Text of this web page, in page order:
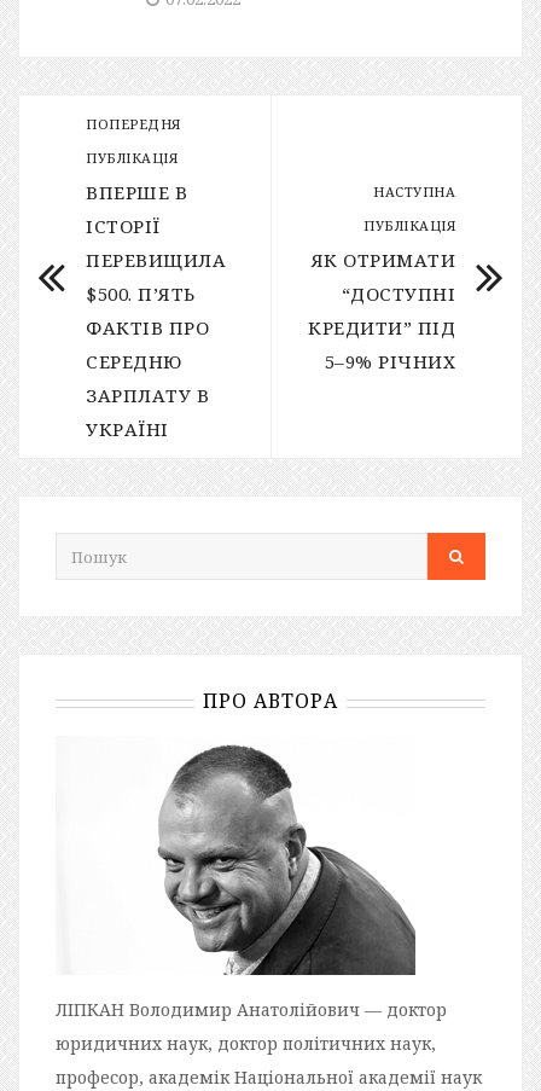
ПОПЕРЕДНЯ
ПУБЛІКАЦІЯ
ВПЕРШЕ В
ІСТОРІЇ
ПЕРЕВИЩИЛА
$500. П’ЯТЬ
ФАКТІВ ПРО
СЕРЕДНЮ
ЗАРПЛАТУ В
УКРАЇНІ
НАСТУПНА
ПУБЛІКАЦІЯ
ЯК ОТРИМАТИ
“ДОСТУПНІ
КРЕДИТИ” ПІД
5–9% РІЧНИХ
ПРО АВТОРА
ЛІПКАН Володимир Анатолійович — доктор
юридичних наук, доктор політичних наук,
професор, академік Національної академії наук